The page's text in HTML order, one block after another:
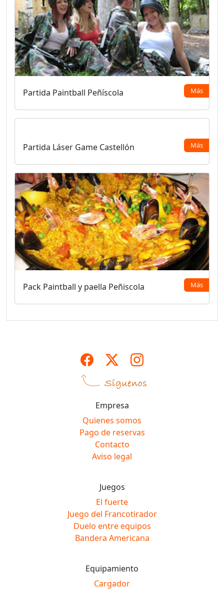
Partida Paintball Peñíscola Más
Partida Láser Game Castellón Más
Pack Paintball y paella Peñiscola Más
Empresa
Quienes somos
Pago de reservas
Contacto
Aviso legal
Juegos
El fuerte
Juego del Francotirador
Duelo entre equipos
Bandera Americana
Equipamiento
Cargador